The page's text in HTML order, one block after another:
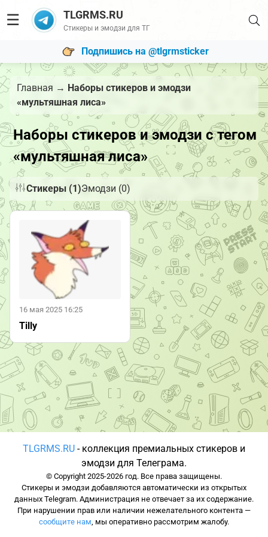
☰ TLGRMS.RU
Стикеры и эмодзи для ТГ
Подпишись на @tlgrmsticker
Главная → Наборы стикеров и эмодзи
«мультяшная лиса»
Наборы стикеров и эмодзи с тегом
«мультяшная лиса»
Стикеры (1)Эмодзи (0)
16 мая 2025 16:25
Tilly
TLGRMS.RU - коллекция премиальных стикеров и
эмодзи для Телеграма.
© Copyright 2025-2026 год. Все права защищены.
Стикеры и эмодзи добавляются автоматически из открытых
данных Telegram. Администрация не отвечает за их содержание.
При нарушении прав или наличии нежелательного контента —
сообщите нам, мы оперативно рассмотрим жалобу.